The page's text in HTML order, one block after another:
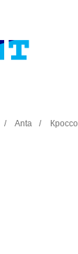
/ Anta /